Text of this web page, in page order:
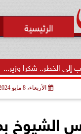
سائحة روسية
الأربعاء، 8 مايو 2024
الشيوخ
تصفية الخصوم..
نادي الشيخ